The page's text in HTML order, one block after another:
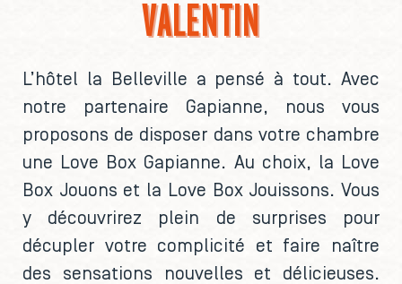
VALENTIN
L’hôtel la Belleville a pensé à tout. Avec
notre partenaire Gapianne, nous vous
proposons de disposer dans votre chambre
une Love Box Gapianne. Au choix, la Love
Box Jouons et la Love Box Jouissons. Vous
y découvrirez plein de surprises pour
décupler votre complicité et faire naître
des sensations nouvelles et délicieuses.